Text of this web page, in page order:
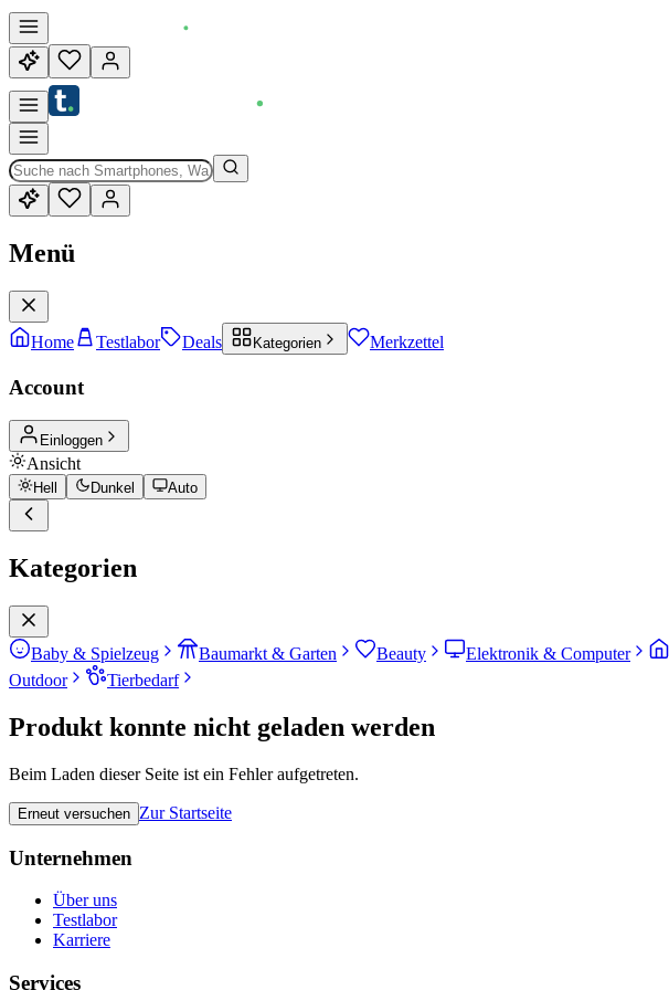
Menü
Home Testlabor Deals Kategorien Merkzettel
Account
Einloggen
Ansicht
Hell Dunkel Auto
Kategorien
Baby & Spielzeug Baumarkt & Garten Beauty Elektronik & Computer
Outdoor
Tierbedarf
Produkt konnte nicht geladen werden
Beim Laden dieser Seite ist ein Fehler aufgetreten.
Erneut versuchen Zur Startseite
Unternehmen
Über uns
Testlabor
Karriere
Services